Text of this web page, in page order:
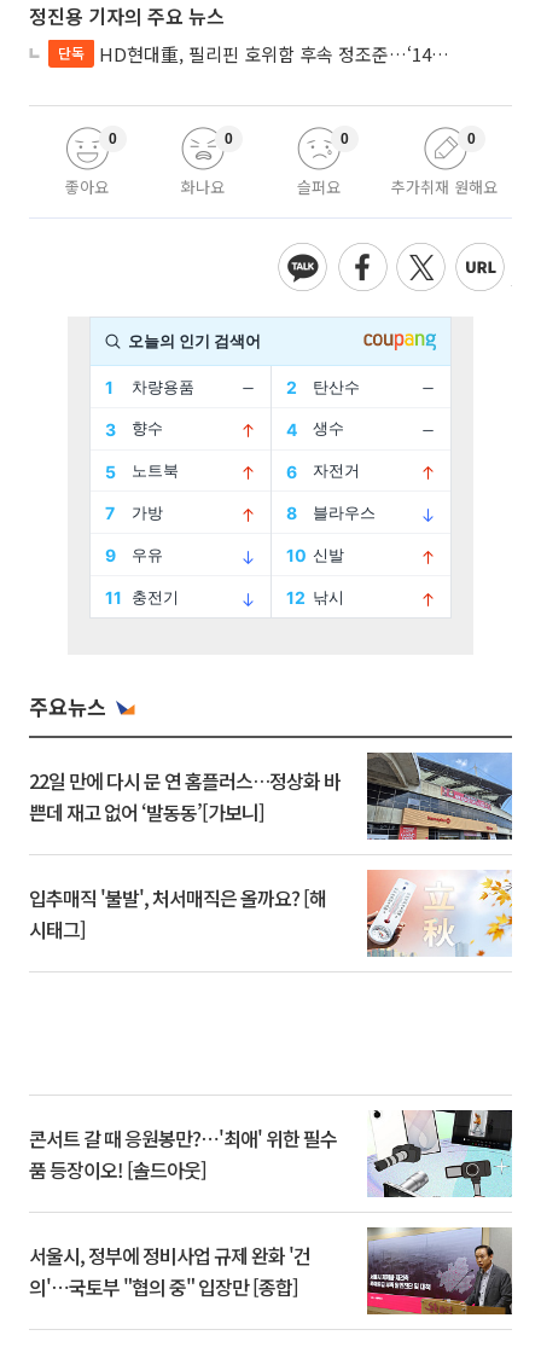
정진용 기자의 주요 뉴스
단독 HD현대重, 필리핀 호위함 후속 정조준…‘14척+α’ 싹쓸이 노린다
좋아요
0
화나요
0
슬퍼요
0
추가취재 원해요
0
주요뉴스
22일 만에 다시 문 연 홈플러스…정상화 바
쁜데 재고 없어 ‘발동동’[가보니]
입추매직 '불발', 처서매직은 올까요? [해
시태그]
콘서트 갈 때 응원봉만?⋯'최애' 위한 필수
품 등장이오! [솔드아웃]
서울시, 정부에 정비사업 규제 완화 '건
의'⋯국토부 "협의 중" 입장만 [종합]